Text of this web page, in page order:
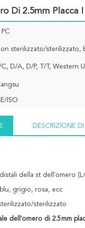
Di 2.5mm
PC
ISO
DESCRIZIONE
della st dell'omero (L/
grigio, rosa, ecc
sterilizzato
dell'omero di 2.5mm